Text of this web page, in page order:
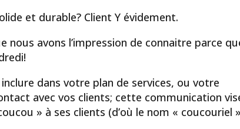
et durable? Client Y évidement.
nous avons l’impression de connaitre parce
dans votre plan de services, ou votre
avec vos clients; cette communication
» à ses clients (d’où le nom « coucouriel